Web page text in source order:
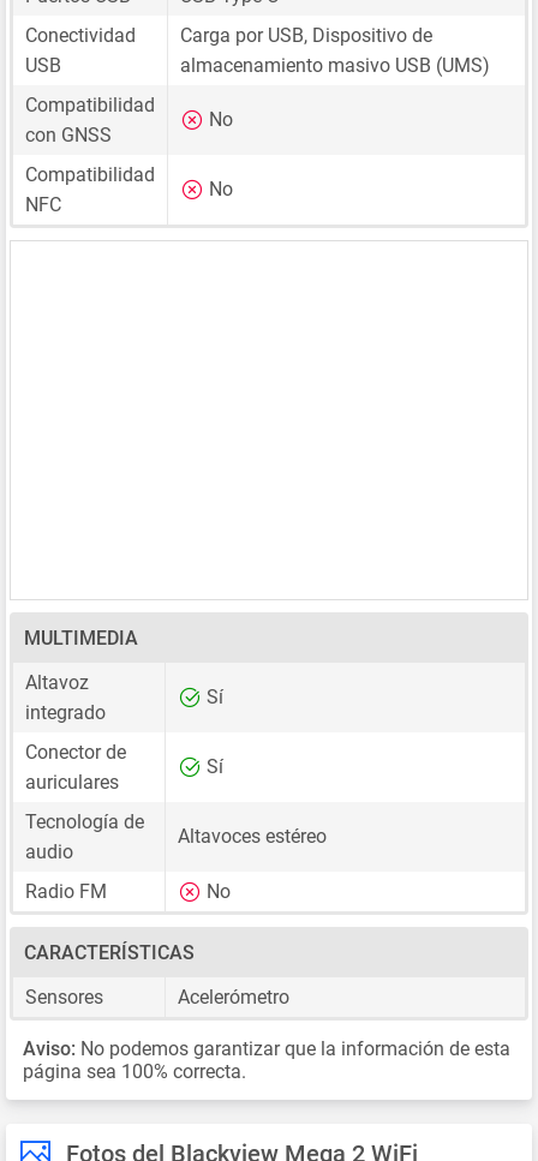
Conectividad
USB
Carga por USB, Dispositivo de
almacenamiento masivo USB (UMS)
Compatibilidad
con GNSS
No
Compatibilidad
NFC
No
MULTIMEDIA
Altavoz
integrado
Sí
Conector de
auriculares
Sí
Tecnología de
audio
Altavoces estéreo
Radio FM No
CARACTERÍSTICAS
Sensores
Acelerómetro
Aviso: No podemos garantizar que la información de esta
página sea 100% correcta.
Fotos del Blackview Mega 2 WiFi